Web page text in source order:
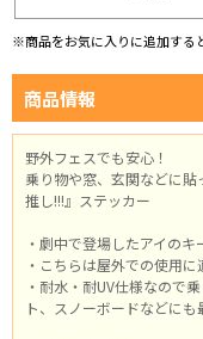
※商品をお気に入りに追加する
商品情報
野外フェスでも安心！
乗り物や窓、玄関などに
推し!!!』ステッカー
・劇中で登場したアイの
・こちらは屋外での使用に
・耐水・耐UV仕様なので
ト、スノーボードなどにも